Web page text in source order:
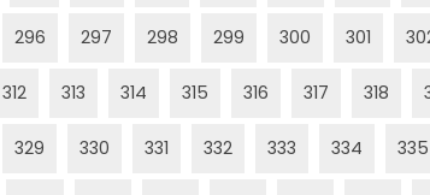
296 297 298 299 300 301
312 313 314 315 316 317 318
329 330 331 332 333 334 335